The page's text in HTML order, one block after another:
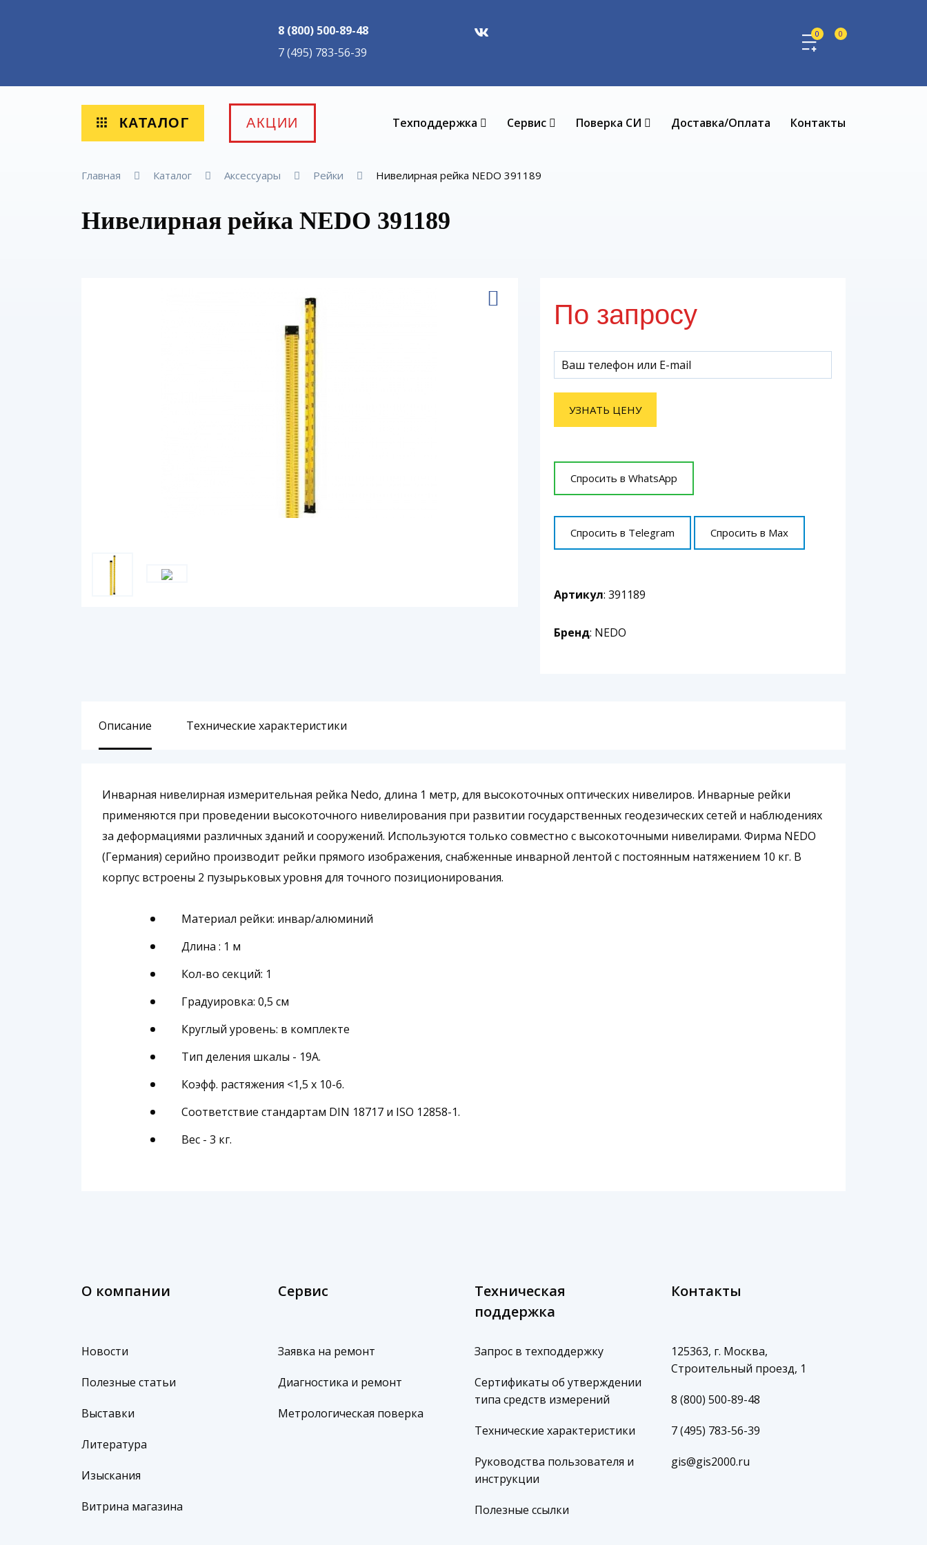
8 (800) 500-89-48
7 (495) 783-56-39
0 0
КАТАЛОГ АКЦИИ Техподдержка Сервис Поверка СИ Доставка/Оплата Контакты
Главная Каталог Аксессуары Рейки Нивелирная рейка NEDO 391189
Нивелирная рейка NEDO 391189
По запросу
УЗНАТЬ ЦЕНУ
Спросить в WhatsApp
Спросить в Telegram Спросить в Max
Артикул: 391189
Бренд: NEDO
Описание Технические характеристики
Инварная нивелирная измерительная рейка Nedo, длина 1 метр, для высокоточных оптических нивелиров. Инварные рейки
применяются при проведении высокоточного нивелирования при развитии государственных геодезических сетей и наблюдениях
за деформациями различных зданий и сооружений. Используются только совместно с высокоточными нивелирами. Фирма NEDO
(Германия) серийно производит рейки прямого изображения, снабженные инварной лентой с постоянным натяжением 10 кг. В
корпус встроены 2 пузырьковых уровня для точного позиционирования.
Материал рейки: инвар/алюминий
Длина : 1 м
Кол-во секций: 1
Градуировка: 0,5 см
Круглый уровень: в комплекте
Тип деления шкалы - 19А.
Коэфф. растяжения <1,5 x 10-6.
Соответствие стандартам DIN 18717 и ISO 12858-1.
Вес - 3 кг.
О компании
Новости
Полезные статьи
Выставки
Литература
Изыскания
Витрина магазина
Сервис
Заявка на ремонт
Диагностика и ремонт
Метрологическая поверка
Техническая
поддержка
Запрос в техподдержку
Сертификаты об утверждении
типа средств измерений
Технические характеристики
Руководства пользователя и
инструкции
Полезные ссылки
Контакты
125363, г. Москва,
Строительный проезд, 1
8 (800) 500-89-48
7 (495) 783-56-39
gis@gis2000.ru